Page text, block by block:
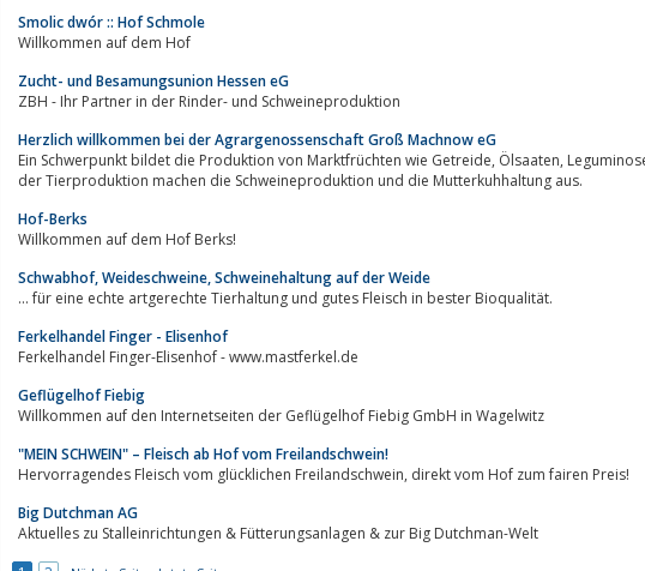
Smolic dwór :: Hof Schmole
Willkommen auf dem Hof
Zucht- und Besamungsunion Hessen eG
ZBH - Ihr Partner in der Rinder- und Schweineproduktion
Herzlich willkommen bei der Agrargenossenschaft Groß Machnow eG
Ein Schwerpunkt bildet die Produktion von Marktfrüchten wie Getreide, Ölsaaten, Leguminosen und Kartoffeln. Standbeine
der Tierproduktion machen die Schweineproduktion und die Mutterkuhhaltung aus.
Hof-Berks
Willkommen auf dem Hof Berks!
Schwabhof, Weideschweine, Schweinehaltung auf der Weide
... für eine echte artgerechte Tierhaltung und gutes Fleisch in bester Bioqualität.
Ferkelhandel Finger - Elisenhof
Ferkelhandel Finger-Elisenhof - www.mastferkel.de
Geflügelhof Fiebig
Willkommen auf den Internetseiten der Geflügelhof Fiebig GmbH in Wagelwitz
"MEIN SCHWEIN" – Fleisch ab Hof vom Freilandschwein!
Hervorragendes Fleisch vom glücklichen Freilandschwein, direkt vom Hof zum fairen Preis!
Big Dutchman AG
Aktuelles zu Stalleinrichtungen & Fütterungsanlagen & zur Big Dutchman-Welt